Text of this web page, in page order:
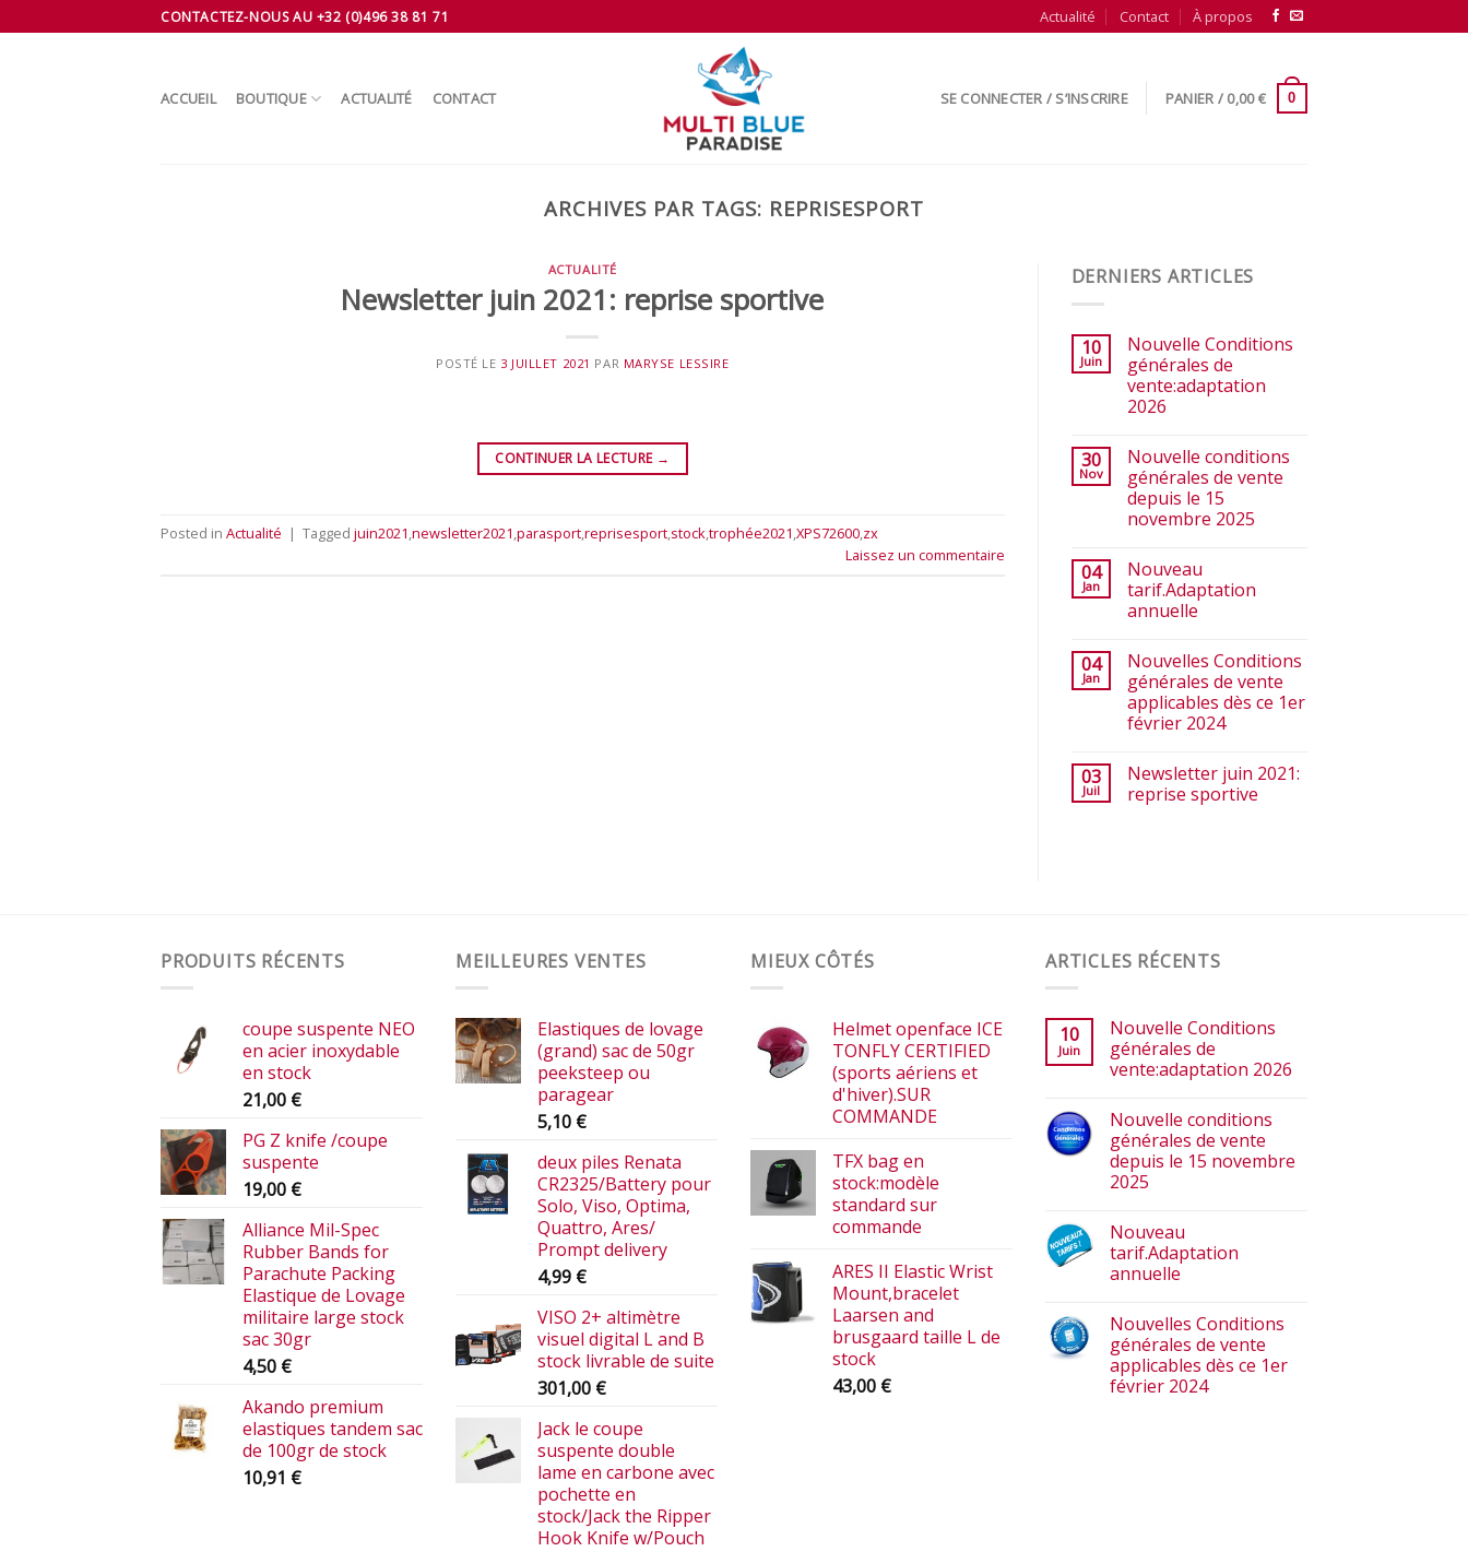
to
CONTACTEZ-NOUS AU +32 (0)496 38 81 71 Actualité Contact À propos
ACCUEIL BOUTIQUE ACTUALITÉ CONTACT SE CONNECTER / S’INSCRIRE PANIER / 0,00€ 0
ARCHIVES PAR TAGS: REPRISESPORT
ACTUALITÉ
Newsletter juin 2021: reprise sportive
POSTÉ LE 3 JUILLET 2021 PAR MARYSE LESSIRE
CONTINUER LA LECTURE →
Posted in Actualité | Tagged juin2021,newsletter2021,parasport,reprisesport,stock,trophée2021,XPS72600,zx
Laissez un commentaire
DERNIERS ARTICLES
10
Juin
Nouvelle Conditions
générales de
vente:adaptation
2026
30
Nov
Nouvelle conditions
générales de vente
depuis le 15
novembre 2025
04
Jan
Nouveau
tarif.Adaptation
annuelle
04
Jan
Nouvelles Conditions
générales de vente
applicables dès ce 1er
février 2024
03
Juil
Newsletter juin 2021:
reprise sportive
PRODUITS RÉCENTS
coupe suspente NEO
en acier inoxydable
en stock
21,00 €
PG Z knife /coupe
suspente
19,00 €
Alliance Mil-Spec
Rubber Bands for
Parachute Packing
Elastique de Lovage
militaire large stock
sac 30gr
4,50 €
Akando premium
elastiques tandem sac
de 100gr de stock
10,91 €
MEILLEURES VENTES
Elastiques de lovage
(grand) sac de 50gr
peeksteep ou
paragear
5,10 €
deux piles Renata
CR2325/Battery pour
Solo, Viso, Optima,
Quattro, Ares/
Prompt delivery
4,99 €
VISO 2+ altimètre
visuel digital L and B
stock livrable de suite
301,00 €
Jack le coupe
suspente double
lame en carbone avec
pochette en
stock/Jack the Ripper
Hook Knife w/Pouch
MIEUX CÔTÉS
Helmet openface ICE
TONFLY CERTIFIED
(sports aériens et
d'hiver).SUR
COMMANDE
TFX bag en
stock:modèle
standard sur
commande
ARES II Elastic Wrist
Mount,bracelet
Laarsen and
brusgaard taille L de
stock
43,00 €
ARTICLES RÉCENTS
10
Juin
Nouvelle Conditions
générales de
vente:adaptation 2026
Nouvelle conditions
générales de vente
depuis le 15 novembre
2025
Nouveau
tarif.Adaptation
annuelle
Nouvelles Conditions
générales de vente
applicables dès ce 1er
février 2024